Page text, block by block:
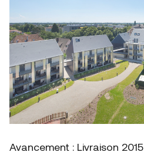
Avancement : Livraison 2015